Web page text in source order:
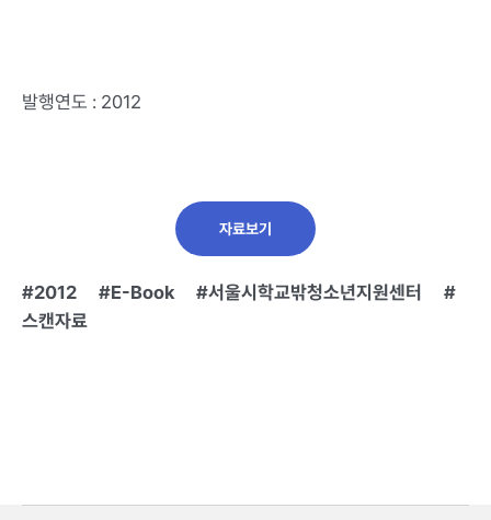
발행연도 : 2012
자료보기
2012 E-Book
서울시학교밖청소년지원센터
스캔자료